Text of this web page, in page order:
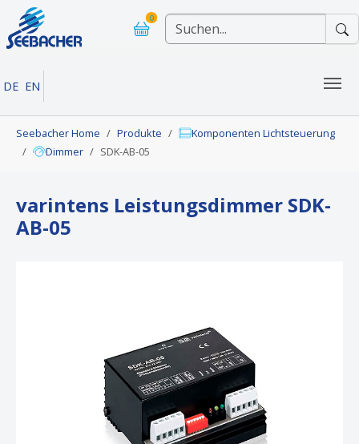
Skip to main navigation
Skip to main content
Skip to page footer
0
DE EN
Seebacher Home Produkte
Komponenten Lichtsteuerung
Dimmer
SDK-AB-05
varintens Leistungsdimmer SDK-
AB-05